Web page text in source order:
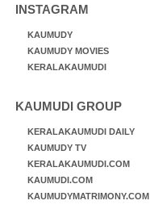
INSTAGRAM
KAUMUDY
KAUMUDY MOVIES
KERALAKAUMUDI
KAUMUDI GROUP
KERALAKAUMUDI DAILY
KAUMUDY TV
KERALAKAUMUDI.COM
KAUMUDI.COM
KAUMUDYMATRIMONY.COM